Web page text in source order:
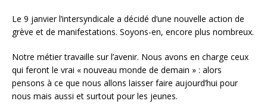
Le 9 janvier l’intersyndicale a décidé d’une nouvelle action de
grève et de manifestations. Soyons-en, encore plus nombreux.
Notre métier travaille sur l’avenir. Nous avons en charge ceux
qui feront le vrai « nouveau monde de demain » : alors
pensons à ce que nous allons laisser faire aujourd’hui pour
nous mais aussi et surtout pour les jeunes.